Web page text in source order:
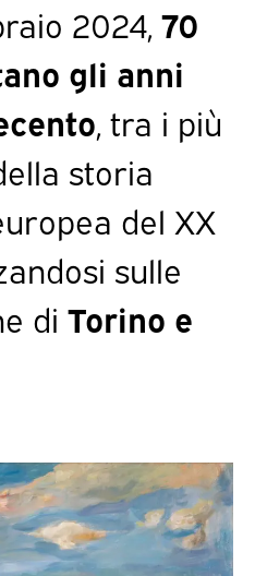
2024,70
gli anni
, tra i più
storia
del XX
sulle
di Torino e